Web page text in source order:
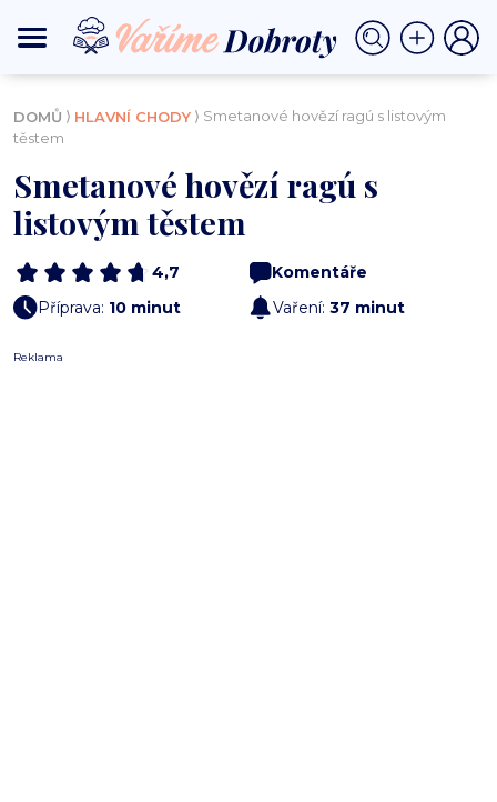
DOMŮ ⟩ HLAVNÍ CHODY ⟩ Smetanové hovězí ragú s listovým
těstem
Smetanové hovězí ragú s
listovým těstem
4,7
Komentáře
Příprava: 10 minut Vaření: 37 minut
Reklama